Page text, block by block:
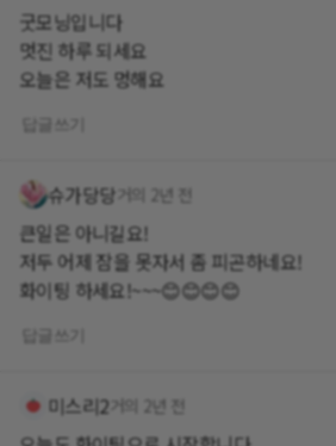
굿모닝입니다
멋진 하루 되세요
오늘은 저도 멍해요
슈가당당 거의 2년 전
큰일은 아니길요!
저두 어제 잠을 못자서 좀 피곤하네요!
화이팅 하세요!~~~😊😊😊😊
미스리2거의 2년 전